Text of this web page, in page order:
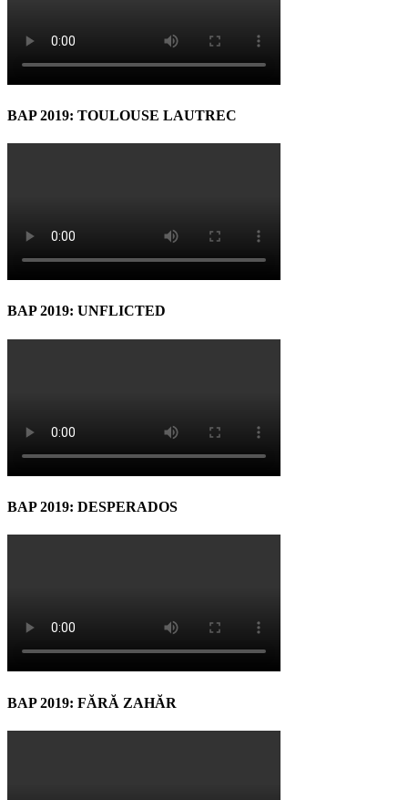
BAP 2019: TOULOUSE LAUTREC
BAP 2019: UNFLICTED
BAP 2019: DESPERADOS
BAP 2019: FĂRĂ ZAHĂR